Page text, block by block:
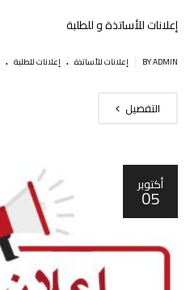
إعلانات للأساتذة و للطلبة
BY ADMIN إعلانات للأساتذة . إعلانات للطلبة .
التفصيل
أكتوبر
05